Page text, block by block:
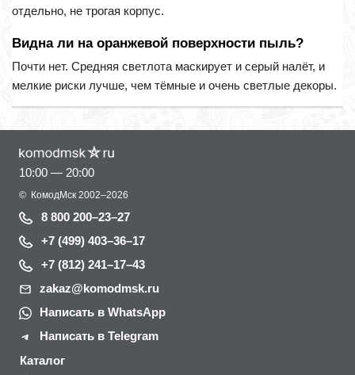
отдельно, не трогая корпус.
Видна ли на оранжевой поверхности пыль?
Почти нет. Средняя светлота маскирует и серый налёт, и
мелкие риски лучше, чем тёмные и очень светлые декоры.
10:00 — 20:00
© КомодМск 2002–2026
8 800 200–23–27
+7 (499) 403–36–17
+7 (812) 241–17–43
zakaz@komodmsk.ru
Написать в WhatsApp
Написать в Telegram
Каталог